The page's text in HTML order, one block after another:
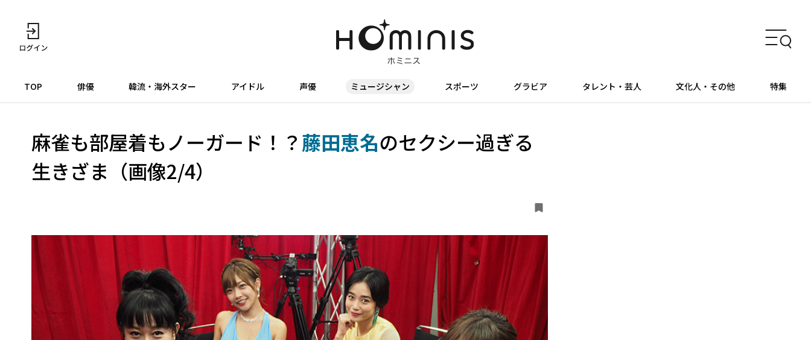
TOP 俳優 韓流・海外スター アイドル 声優 ミュージシャン スポーツ グラビア タレント・芸人 文化人・その他 特集
麻雀も部屋着もノーガード！？藤田恵名のセクシー過ぎる
生きざま（画像2/4）